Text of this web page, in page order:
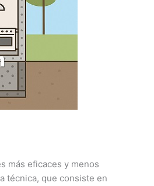
más eficaces y menos
técnica, que consiste en